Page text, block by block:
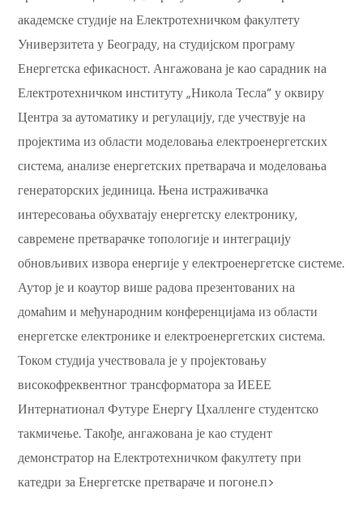
академске студије на Електротехничком факултету
Универзитета у Београду, на студијском програму
Енергетска ефикасност. Ангажована је као сарадник на
Електротехничком институту „Никола Тесла“ у оквиру
Центра за аутоматику и регулацију, где учествује на
пројектима из области моделовања електроенергетских
система, анализе енергетских претварача и моделовања
генераторских јединица. Њена истраживачка
интересовања обухватају енергетску електронику,
савремене претварачке топологије и интеграцију
обновљивих извора енергије у електроенергетске системе.
Аутор је и коаутор више радова презентованих на
домаћим и међународним конференцијама из области
енергетске електронике и електроенергетских система.
Током студија учествовала је у пројектовању
високофреквентног трансформатора за ИЕЕЕ
Интернатионал Футуре Енергy Цхалленге студентско
такмичење. Такође, ангажована је као студент
демонстратор на Електротехничком факултету при
катедри за Енергетске претвараче и погоне.п>